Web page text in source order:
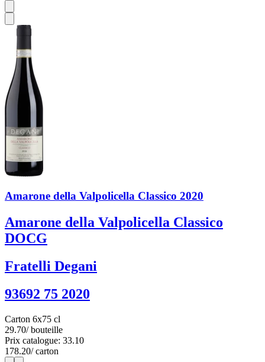
Amarone della Valpolicella Classico 2020
Amarone della Valpolicella Classico
DOCG
Fratelli Degani
93692 75 2020
Carton 6x75 cl
29.70/ bouteille
Prix catalogue: 33.10
178.20/ carton